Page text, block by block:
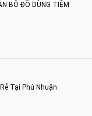
BỘ ĐỒ DÙNG TIỆM
Tại Phú Nhuận